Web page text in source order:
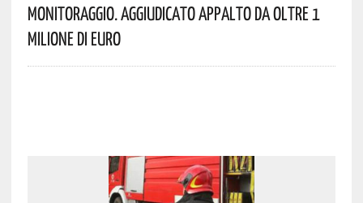
Monitoraggio. Aggiudicato Appalto Da Oltre 1
Milione Di Euro